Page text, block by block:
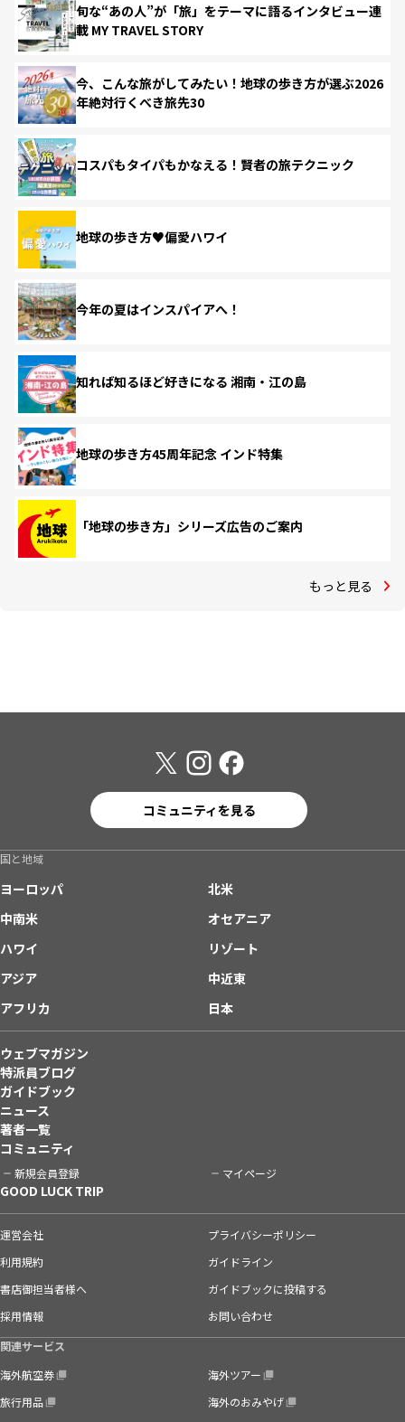
旬な“あの人”が「旅」をテーマに語るインタビュー連
載 MY TRAVEL STORY
今、こんな旅がしてみたい！地球の歩き方が選ぶ2026
年絶対行くべき旅先30
コスパもタイパもかなえる！賢者の旅テクニック
地球の歩き方♥偏愛ハワイ
今年の夏はインスパイアへ！
知れば知るほど好きになる 湘南・江の島
地球の歩き方45周年記念 インド特集
「地球の歩き方」シリーズ広告のご案内
もっと見る
コミュニティを見る
国と地域
ヨーロッパ
北米
中南米
オセアニア
ハワイ
リゾート
アジア
中近東
アフリカ
日本
ウェブマガジン
特派員ブログ
ガイドブック
ニュース
著者一覧
コミュニティ
新規会員登録 マイページ
GOOD LUCK TRIP
運営会社
プライバシーポリシー
利用規約
ガイドライン
書店御担当者様へ
ガイドブックに投稿する
採用情報
お問い合わせ
関連サービス
海外航空券
海外ツアー
旅行用品
海外のおみやげ